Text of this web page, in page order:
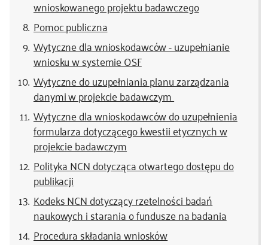
wnioskowanego projektu badawczego
Pomoc publiczna
Wytyczne dla wnioskodawców - uzupełnianie
wniosku w systemie OSF
Wytyczne do uzupełniania planu zarządzania
danymi w projekcie badawczym
Wytyczne dla wnioskodawców do uzupełnienia
formularza dotyczącego kwestii etycznych w
projekcie badawczym
Polityka NCN dotycząca otwartego dostępu do
publikacji
Kodeks NCN dotyczący rzetelności badań
naukowych i starania o fundusze na badania
Procedura składania wniosków